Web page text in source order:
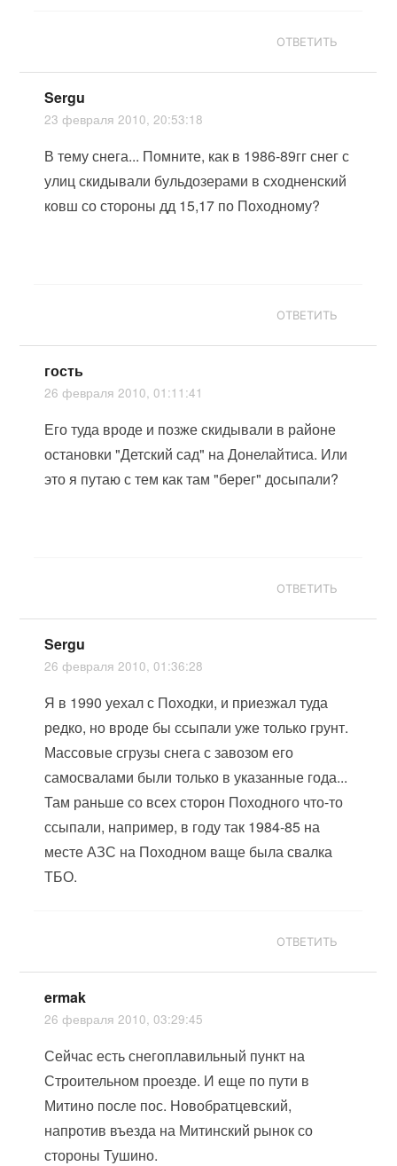
ОТВЕТИТЬ
Sergu
23 февраля 2010, 20:53:18
В тему снега... Помните, как в 1986-89гг снег с
улиц скидывали бульдозерами в сходненский
ковш со стороны дд 15,17 по Походному?
ОТВЕТИТЬ
гость
26 февраля 2010, 01:11:41
Его туда вроде и позже скидывали в районе
остановки "Детский сад" на Донелайтиса. Или
это я путаю с тем как там "берег" досыпали?
ОТВЕТИТЬ
Sergu
26 февраля 2010, 01:36:28
Я в 1990 уехал с Походки, и приезжал туда
редко, но вроде бы ссыпали уже только грунт.
Массовые сгрузы снега с завозом его
самосвалами были только в указанные года...
Там раньше со всех сторон Походного что-то
ссыпали, например, в году так 1984-85 на
месте АЗС на Походном ваще была свалка
ТБО.
ОТВЕТИТЬ
ermak
26 февраля 2010, 03:29:45
Сейчас есть снегоплавильный пункт на
Строительном проезде. И еще по пути в
Митино после пос. Новобратцевский,
напротив въезда на Митинский рынок со
стороны Тушино.